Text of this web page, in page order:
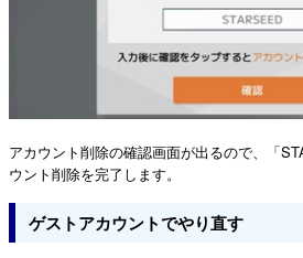
アカウント削除の確認画面が出るので、「
ウント削除を完了します。
ゲストアカウントでやり直す